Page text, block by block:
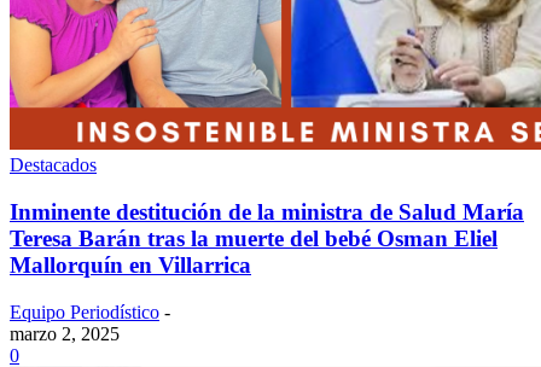
Destacados
Inminente destitución de la ministra de Salud María
Teresa Barán tras la muerte del bebé Osman Eliel
Mallorquín en Villarrica
Equipo Periodístico -
marzo 2, 2025
0